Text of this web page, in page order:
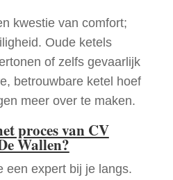
kwestie van comfort;
Oude ketels
of zelfs gevaarlijk
betrouwbare ketel hoef
meer over te maken.
proces van CV
Wallen?
een expert bij je langs.